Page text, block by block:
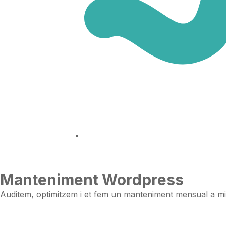
Manteniment Wordpress
Auditem, optimitzem i et fem un manteniment mensual a